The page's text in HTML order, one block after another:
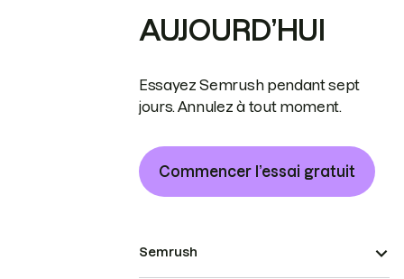
AUJOURD’HUI
Essayez Semrush pendant sept
jours. Annulez à tout moment.
Commencer l’essai gratuit
Semrush